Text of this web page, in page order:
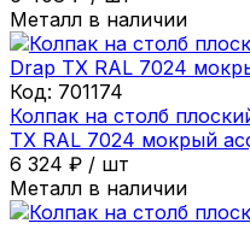
Металл в наличии
Код: 701174
Колпак на столб
ТХ RAL 7024 мокрый
6 324 ₽ / шт
Металл в наличии